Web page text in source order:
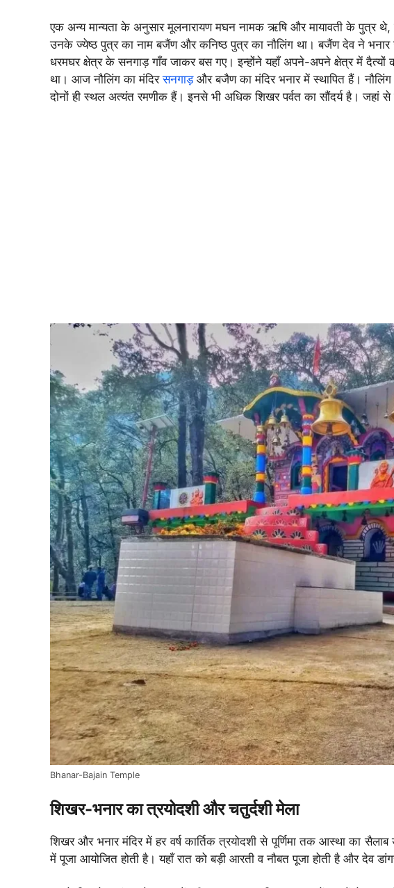
एक अन्य मान्यता के अनुसार मूलनारायण मघन नामक ऋषि और मायावती के पुत्र थे,
उनके ज्येष्ठ पुत्र का नाम बजैंण और कनिष्ठ पुत्र का नौलिंग था। बजैंण देव ने भनार
धरमघर क्षेत्र के सनगाड़ गाँव जाकर बस गए। इन्होंने यहाँ अपने-अपने क्षेत्र में
था। आज नौलिंग का मंदिरसनगाड़और बजैण का मंदिर भनार में स्थापित हैं।
दोनों ही स्थल अत्यंत रमणीक हैं। इनसे भी अधिक शिखर पर्वत का सौंदर्य है। जहां
Bhanar-Bajain Temple
शिखर-भनार का त्रयोदशी और चतुर्दशी मेला
शिखर और भनार मंदिर में हर वर्ष कार्तिक त्रयोदशी से पूर्णिमा तक आस्था का
में पूजा आयोजित होती है। यहाँ रात को बड़ी आरती व नौबत पूजा होती है और देव